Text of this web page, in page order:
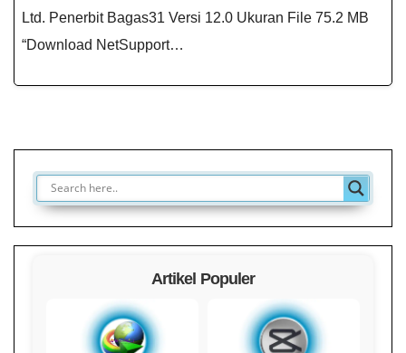
Ltd. Penerbit Bagas31 Versi 12.0 Ukuran File 75.2 MB
“Download NetSupport…
Artikel Populer